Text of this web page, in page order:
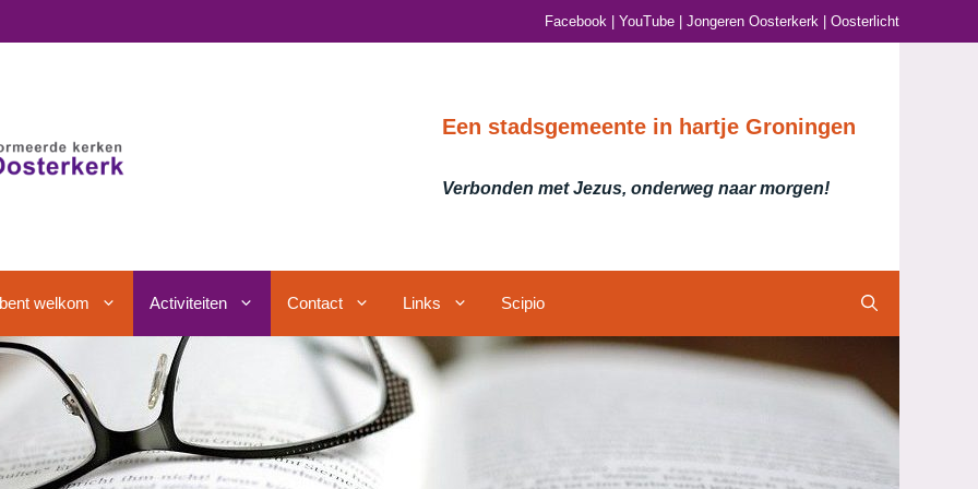
Facebook YouTube Jongeren Oosterkerk Oosterlicht
Een stadsgemeente in hartje Groningen
Verbonden met Jezus, onderweg naar morgen!
welkom Activiteiten Contact Links Scipio